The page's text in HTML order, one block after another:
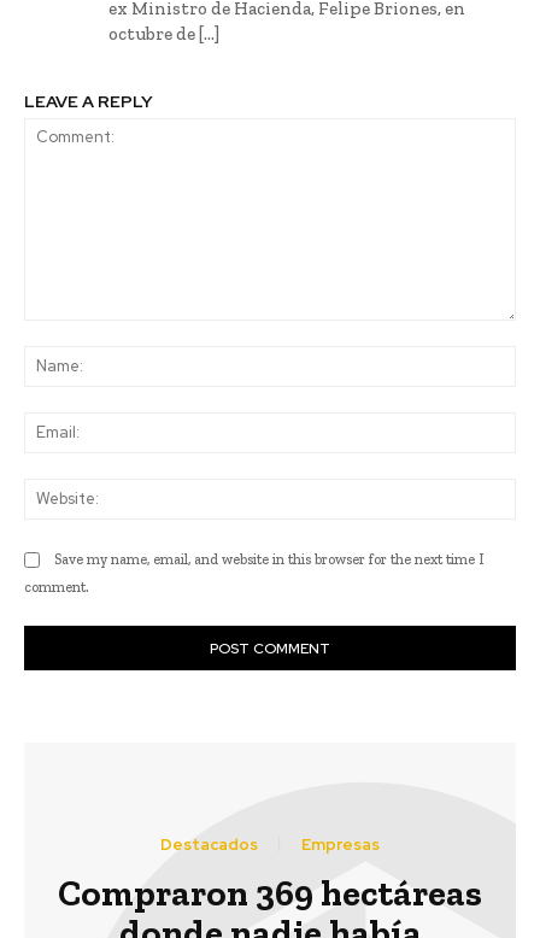
ex Ministro de Hacienda, Felipe Briones, en
octubre de […]
LEAVE A REPLY
Save my name, email, and website in this browser for the next time I
comment.